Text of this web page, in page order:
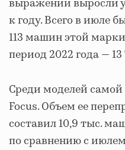
выражении выросли
к году. Всего в июле
113 машин этой
период 2022 года —
Среди моделей самой
Focus. Объем ее
составил 10,9 тыс.
по сравнению с